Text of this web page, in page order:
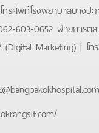
ทรศัพท์โรงพยาบาลบาง
603-0652 ฝ่ายการต
(Digital Marketing) | โท